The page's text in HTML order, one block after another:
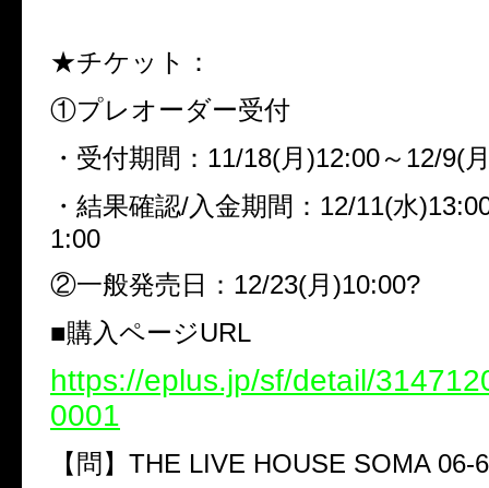
★チケット：
①プレオーダー受付
・受付期間：11/18(月)12:00～12/9(
・結果確認/入金期間：12/11(水
1:00
②一般発売日：12/23(月)10:00?
■購入ページURL
https://eplus.jp/sf/detail/
0001
【問】THE LIVE HOUSE SOMA 06-